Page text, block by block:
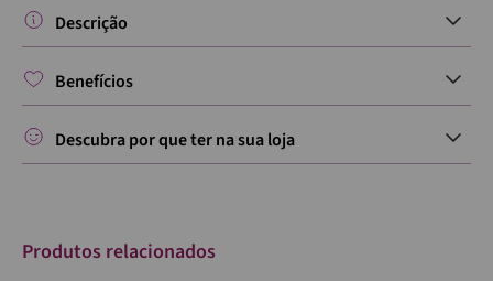
Descrição
Benefícios
Descubra por que ter na sua loja
Produtos relacionados